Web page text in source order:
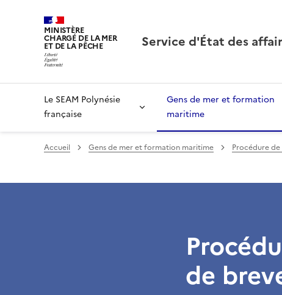
MINISTÈRE
CHARGÉ DE LA MER
ET DE LA PÊCHE Service d'État des
Le SEAM Polynésie
française
Gens de mer et formation
maritime
Accueil Gens de mer et formation maritime Procédure
de